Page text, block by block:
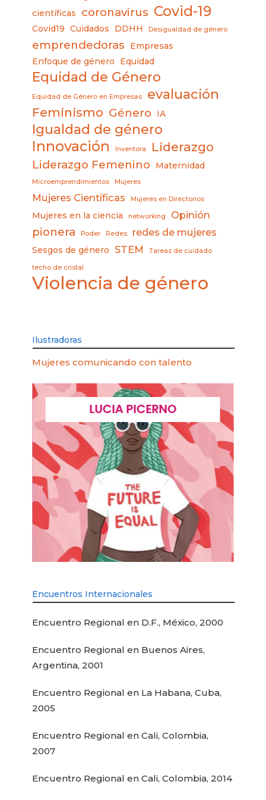
científicas
coronavirus Covid-19
Covid19 Cuidados DDHH Desigualdad de género
emprendedoras
Empresas
Enfoque de género
Equidad
Equidad de Género
Equidad de Género en Empresas evaluación
Feminismo Género IA
Igualdad de género
Innovación Inventora Liderazgo
Liderazgo Femenino Maternidad
Microemprendimientos Mujeres
Mujeres Científicas Mujeres en Directorios
Mujeres en la ciencia networking Opinión
pionera Poder Redes redes de mujeres
Sesgos de género STEM Tareas de cuidado
techo de cristal
Violencia de género
Ilustradoras
Mujeres comunicando con talento
LUCIA PICERNO
Encuentros Internacionales
Encuentro Regional en D.F., México, 2000
Encuentro Regional en Buenos Aires,
Argentina, 2001
Encuentro Regional en La Habana, Cuba,
2005
Encuentro Regional en Cali, Colombia,
2007
Encuentro Regional en Cali, Colombia, 2014